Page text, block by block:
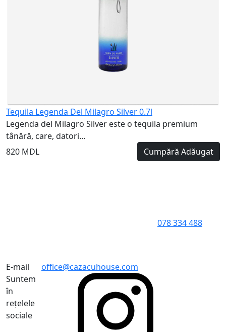
Tequila Legenda Del Milagro Silver 0.7l
Legenda del Milagro Silver este o tequila premium
tânără, care, datori...
820 MDL
Cumpără Adăugat
078 334 488
E-mail
office@cazacuhouse.com
Suntem
în
rețelele
sociale